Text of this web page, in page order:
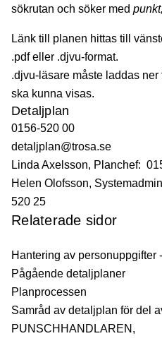
sökrutan och söker med
Länk till planen hittas till
.pdf eller .djvu-format.
.djvu-läsare måste laddas
ska kunna visas.
Detaljplan
0156-520 00
detaljplan@trosa.se
Linda Axelsson, Planchef:
Helen Olofsson,
520 25
Relaterade sidor
Hantering av personuppgifter
Pågående detaljplaner
Planprocessen
Samråd av detaljplan för del
PUNSCHHANDLAREN,